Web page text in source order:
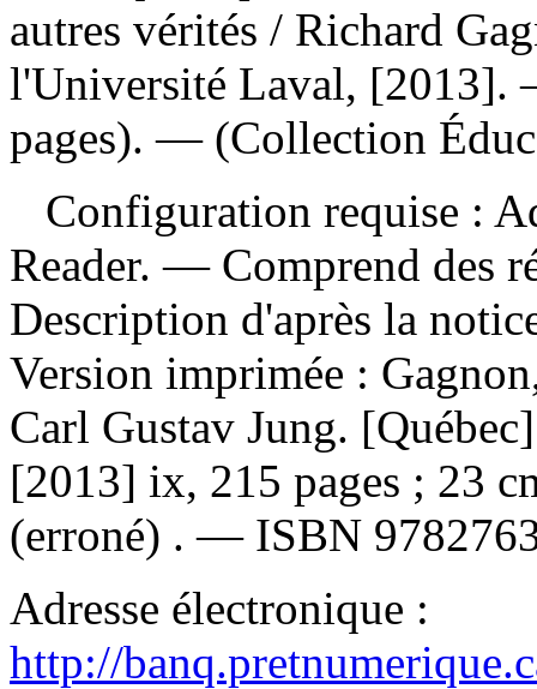
autres vérités / Richard
l'Université Laval, [2013].
pages). — (Collection
Configuration requise :
Reader. — Comprend des
Description d'après la
Version imprimée :
Carl Gustav Jung.
[2013] ix, 215 pages ; 23
(erroné) . — ISBN
Adresse électronique :
http://